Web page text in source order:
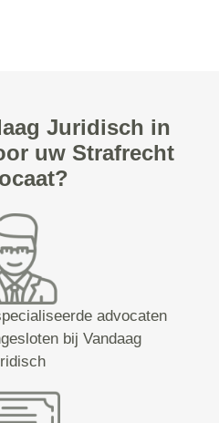
Juridisch in
uw Strafrecht
advocaten
bij Vandaag